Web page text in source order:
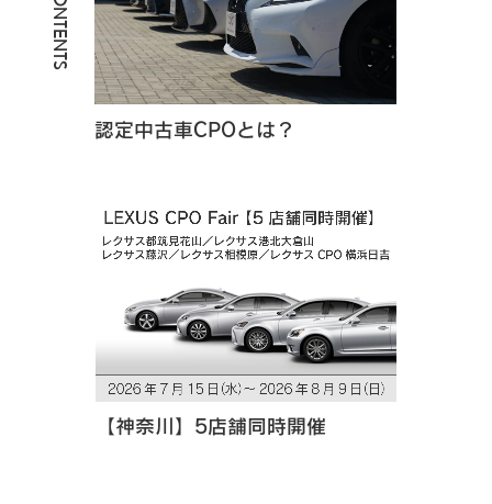
認定中古車CPOとは？
【神奈川】5店舗同時開催